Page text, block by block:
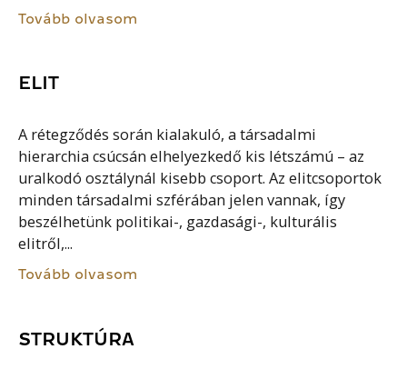
Tovább olvasom
ELIT
A rétegződés során kialakuló, a társadalmi
hierarchia csúcsán elhelyezkedő kis létszámú – az
uralkodó osztálynál kisebb csoport. Az elitcsoportok
minden társadalmi szférában jelen vannak, így
beszélhetünk politikai-, gazdasági-, kulturális
elitről,...
Tovább olvasom
STRUKTÚRA